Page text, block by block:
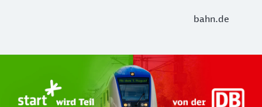
bahn.de
Start Unterelbe und Start
Ab August 2026 ist Start Teil der DB Regio. Ziel ist ein